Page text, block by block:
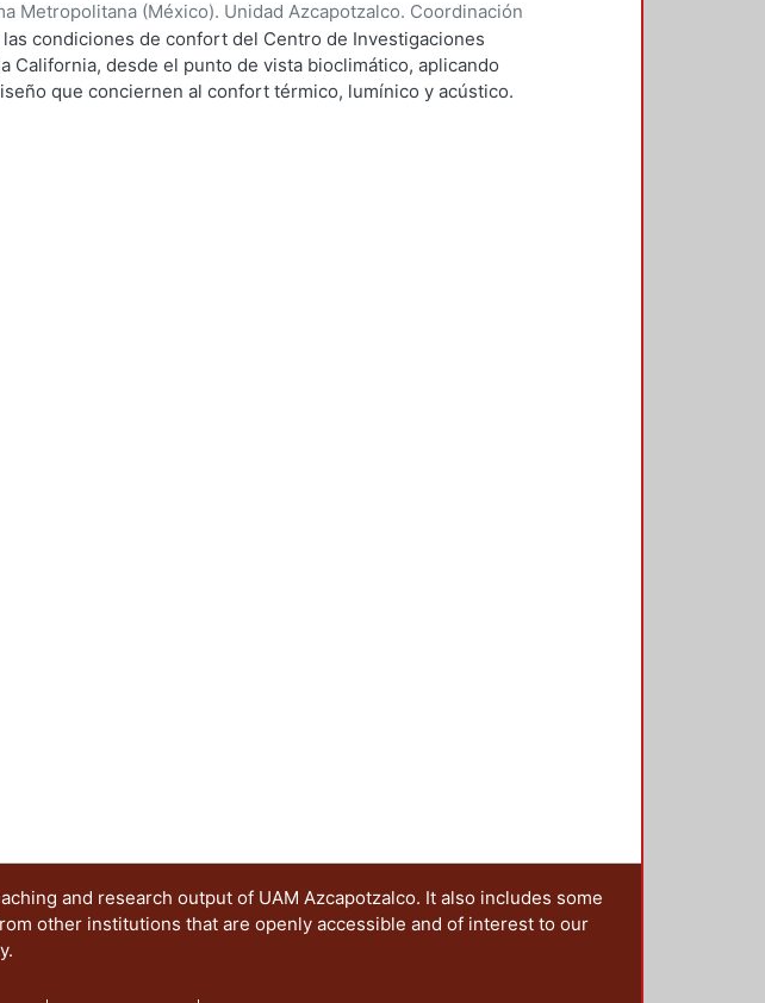
Metropolitana (México). Unidad Azcapotzalco. Coordinación
,1999-12 )García Tavera, José Luis
las condiciones de confort del Centro de Investigaciones
California, desde el punto de vista bioclimático, aplicando
que conciernen al confort térmico, lumínico y acústico.
and research output of UAM Azcapotzalco. It also includes some
other institutions that are openly accessible and of interest to our